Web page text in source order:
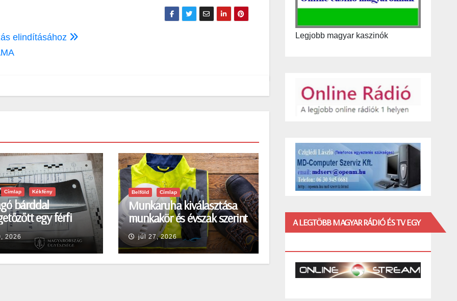
elindításához
Címlap Kékfény
bárddal
egy férfi
2026
Belföld Címlap
Munkaruha kiválasztása
munkakör és évszak szerint
júl 27, 2026
Legjobb magyar kaszinók
A LEGTÖBB MAGYAR RÁDIÓ ÉS TV EGY